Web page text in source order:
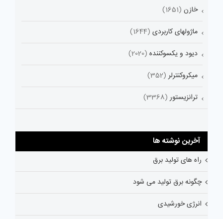
خازن (1651)
ماژولهای کاربردی (1644)
دیود و یکسوکننده (2020)
میکروکنترلر (352)
ترانزیستور (3368)
آخرین نوشته ها
راه های تولید برق
چگونه برق تولید می شود
انرژی خورشیدی